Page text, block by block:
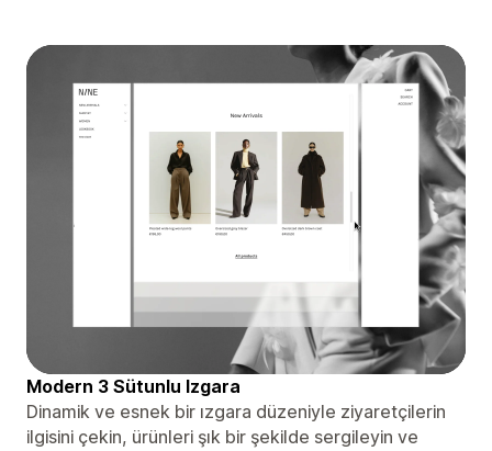
Modern 3 Sütunlu Izgara
Dinamik ve esnek bir ızgara düzeniyle ziyaretçilerin
ilgisini çekin, ürünleri şık bir şekilde sergileyin ve